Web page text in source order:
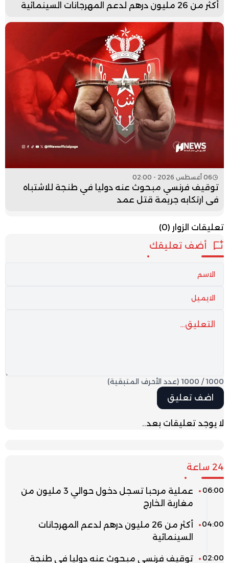
أكثر من 26 مليون درهم لدعم المهرجانات السينمائية
06 أغسطس 2026 - 02:00
توقيف فرنسي مبحوث عنه دوليا في طنجة للاشتباه
في ارتكابه جريمة قتل عمد
تعليقات الزوار (0)
أضف تعليقك
1000
/
1000 (عدد الأحرف المتبقية)
لا يوجد تعليقات بعد..
24 ساعة
06:00
عملية مرحبا تسجل دخول حوالي 3 مليون من
مغاربة الخارج
04:00
أكثر من 26 مليون درهم لدعم المهرجانات
السينمائية
02:00 توقيف فرنسي مبحوث عنه دوليا في طنجة